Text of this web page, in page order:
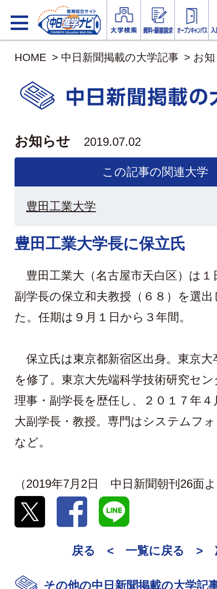
HOME > 中日新聞掲載の大学記事 > お
お知らせ 2019.07.02
この記事の関連大学
豊田工業大学
豊田工業大学長に保立氏
豊田工業大（名古屋市天白区）は１
副学長の保立和夫教授（６８）を選
た。任期は９月１日から３年間。
保立氏は東京都新宿区出身。東京大
を修了。東京大先端科学技術研究セ
理事・副学長を歴任し、２０１７年
大副学長・教授。専門はシステムフ
など。
（2019年7月2日 中日新聞朝刊26面
戻る < 一覧に戻る >
その他の中日新聞掲載の大学記